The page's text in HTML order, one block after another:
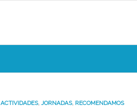
ACTIVIDADES,JORNADAS, RECOMENDAMOS